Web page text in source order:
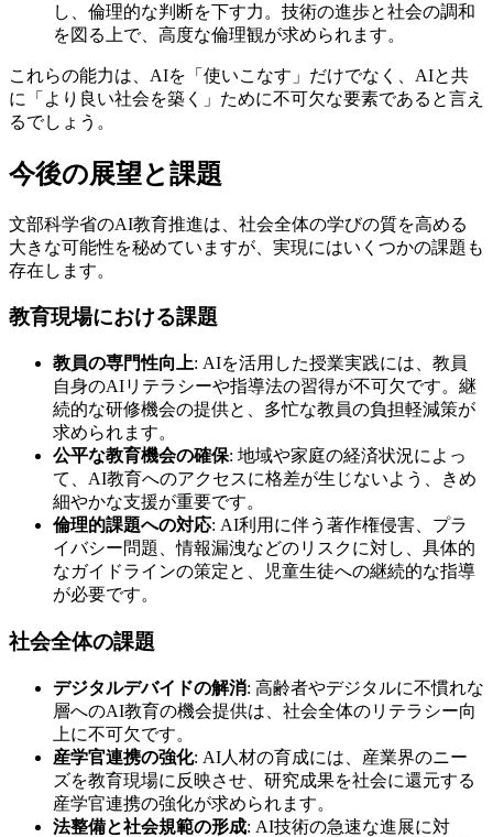
し、倫理的な判断を下す力。技術の進歩と社会の調和
を図る上で、高度な倫理観が求められます。
これらの能力は、AIを「使いこなす」だけでなく、AIと共
に「より良い社会を築く」ために不可欠な要素であると言え
るでしょう。
今後の展望と課題
文部科学省のAI教育推進は、社会全体の学びの質を高める
大きな可能性を秘めていますが、実現にはいくつかの課題も
存在します。
教育現場における課題
教員の専門性向上: AIを活用した授業実践には、教員
自身のAIリテラシーや指導法の習得が不可欠です。継
続的な研修機会の提供と、多忙な教員の負担軽減策が
求められます。
公平な教育機会の確保: 地域や家庭の経済状況によっ
て、AI教育へのアクセスに格差が生じないよう、きめ
細やかな支援が重要です。
倫理的課題への対応: AI利用に伴う著作権侵害、プラ
イバシー問題、情報漏洩などのリスクに対し、具体的
なガイドラインの策定と、児童生徒への継続的な指導
が必要です。
社会全体の課題
デジタルデバイドの解消: 高齢者やデジタルに不慣れな
層へのAI教育の機会提供は、社会全体のリテラシー向
上に不可欠です。
産学官連携の強化: AI人材の育成には、産業界のニー
ズを教育現場に反映させ、研究成果を社会に還元する
産学官連携の強化が求められます。
法整備と社会規範の形成: AI技術の急速な進展に対